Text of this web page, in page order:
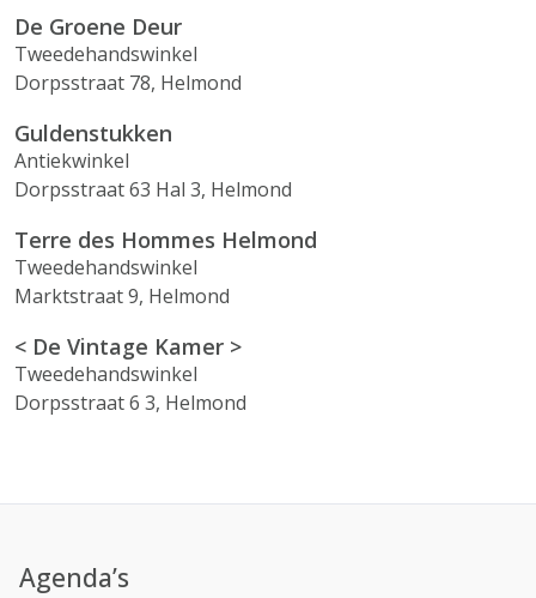
De Groene Deur
Tweedehandswinkel
Dorpsstraat 78, Helmond
Guldenstukken
Antiekwinkel
Dorpsstraat 63 Hal 3, Helmond
Terre des Hommes Helmond
Tweedehandswinkel
Marktstraat 9, Helmond
< De Vintage Kamer >
Tweedehandswinkel
Dorpsstraat 6 3, Helmond
Agenda’s